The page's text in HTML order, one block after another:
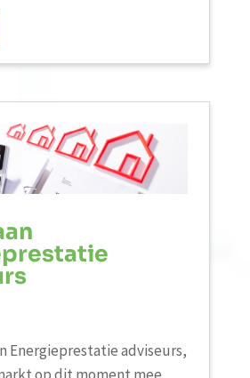
Energieprestatie adviseurs,